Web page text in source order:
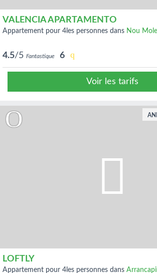
VALENCIA APARTAMENTO
appartement pour 4les personnes dans Nou
4.5/5 Fantastique 6
Voir les tarifs
LOFTLY
appartement pour 4les personnes dans